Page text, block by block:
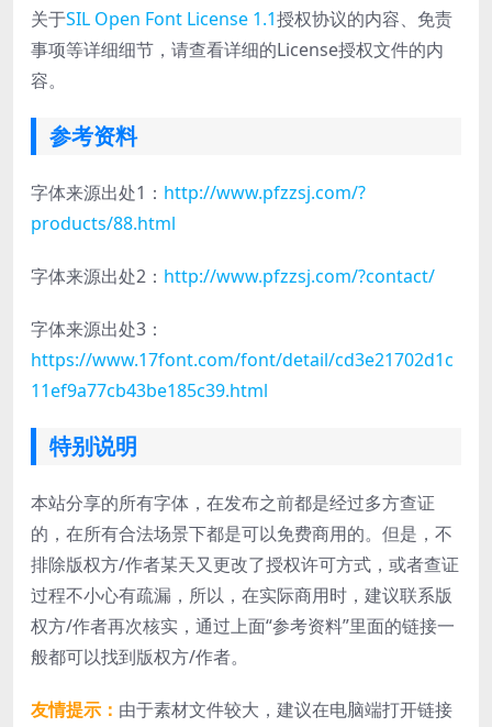
关于SIL Open Font License 1.1授权协议的内容、免责
事项等详细细节，请查看详细的License授权文件的内
容。
参考资料
字体来源出处1： http://www.pfzzsj.com/?
products/88.html
字体来源出处2： http://www.pfzzsj.com/?contact/
字体来源出处3：
https://www.17font.com/font/detail/cd3e21702d1c
11ef9a77cb43be185c39.html
特别说明
本站分享的所有字体，在发布之前都是经过多方查证
的，在所有合法场景下都是可以免费商用的。但是，不
排除版权方/作者某天又更改了授权许可方式，或者查证
过程不小心有疏漏，所以，在实际商用时，建议联系版
权方/作者再次核实，通过上面“参考资料”里面的链接一
般都可以找到版权方/作者。
友情提示： 由于素材文件较大，建议在电脑端打开链接